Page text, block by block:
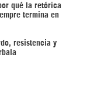
qué la retórica
termina en
resistencia y